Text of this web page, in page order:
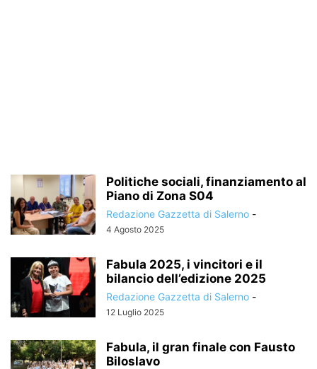
Politiche sociali, finanziamento al
Piano di Zona S04
Redazione Gazzetta di Salerno -
4 Agosto 2025
Fabula 2025, i vincitori e il
bilancio dell’edizione 2025
Redazione Gazzetta di Salerno -
12 Luglio 2025
Fabula, il gran finale con Fausto
Biloslavo